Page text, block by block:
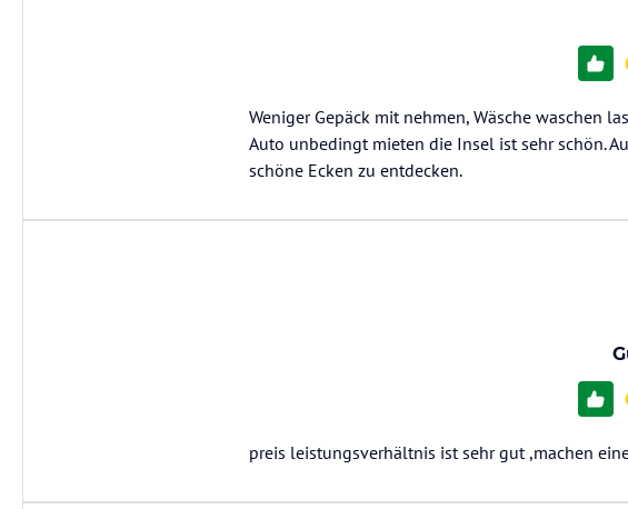
Weniger Gepäck mit nehmen, Wäsche waschen
Auto unbedingt mieten die Insel ist sehr schön.
schöne Ecken zu entdecken.
preis leistungsverhältnis ist sehr gut ,machen